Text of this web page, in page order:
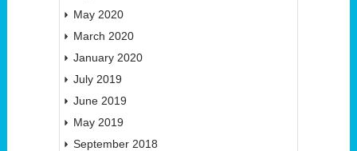
May 2020
March 2020
January 2020
July 2019
June 2019
May 2019
September 2018